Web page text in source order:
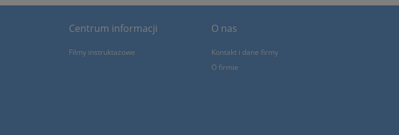
Centrum informacji
Filmy instruktażowe
O nas
Kontakt i dane firmy
O firmie